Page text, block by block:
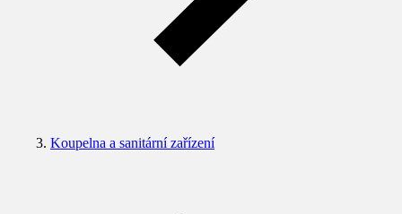
Koupelna a sanitární zařízení